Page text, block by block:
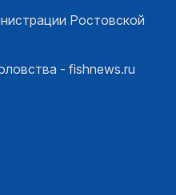
Ростовской
- fishnews.ru